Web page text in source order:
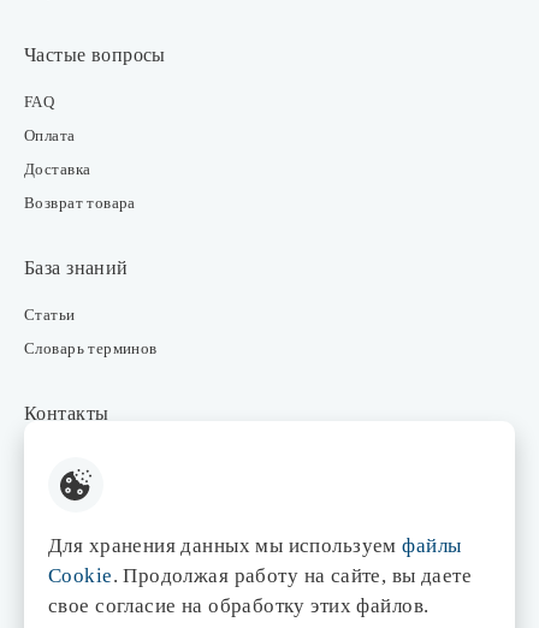
Частые вопросы
FAQ
Оплата
Доставка
Возврат товара
База знаний
Статьи
Словарь терминов
Контакты
Интернет-магазин
Отдел маркетинга
Для хранения данных мы используемфайлы
Cookie. Продолжая работу на сайте, вы даете
свое согласие на обработку этих файлов.